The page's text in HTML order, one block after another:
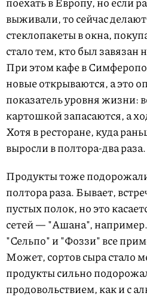
выживали, то сейчас
стеклопакеты в окна,
стало тем, кто был завязан
При этом кафе в
новые открываются, а это
показатель уровня жизни:
картошкой запасаются, а
Хотя в ресторане, куда
выросли в полтора-два раза.
Продукты тоже
полтора раза. Бывает,
пустых полок, но это
сетей — "Ашана",
"Сельпо" и "Фоззи" все
Может, сортов сыра стало
продукты сильно
продовольствием, как и с